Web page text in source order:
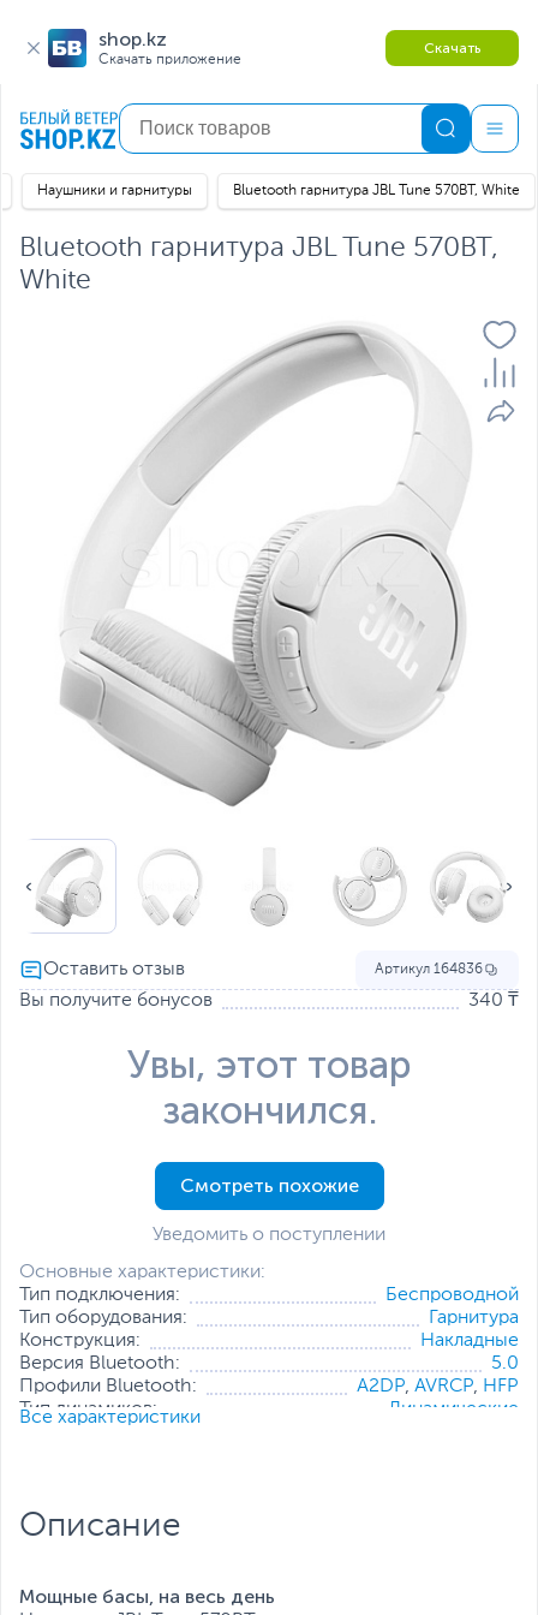
shop.kz
Скачать приложение
Скачать
Наушники и гарнитуры Bluetooth гарнитура JBL Tune 570BT, White
Bluetooth гарнитура JBL Tune 570BT,
White
Основные характеристики:
Тип подключения:
Беспроводной
Тип оборудования:
Гарнитура
Конструкция:
Накладные
Версия Bluetooth:
5.0
Профили Bluetooth:
A2DP, AVRCP, HFP
Тип динамиков:
Динамические
Время работы без подзарядки, ч:
Все характеристики
Артикул 164836
Вы получите бонусов 340 ₸
Увы, этот товар
закончился.
Смотреть похожие
Уведомить о поступлении
Описание
Мощные басы, на весь день